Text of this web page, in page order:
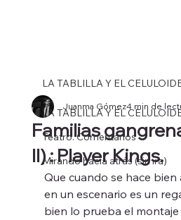
LA TABLILLA Y EL
Teatro. Comentarios
Mirando hacia atrás (sin ira)
LA TABLILLA Y EL
Familias
II) : Player Kings.
Juanma Gómez4 min de
Que cuando se hace bien
en un escenario es un
bien lo prueba el montaje